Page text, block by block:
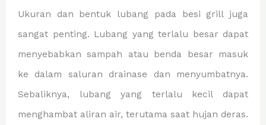
Ukuran dan bentuk lubang pada besi grill juga
sangat penting. Lubang yang terlalu besar dapat
menyebabkan sampah atau benda besar masuk
ke dalam saluran drainase dan menyumbatnya.
Sebaliknya, lubang yang terlalu kecil dapat
menghambat aliran air, terutama saat hujan deras.